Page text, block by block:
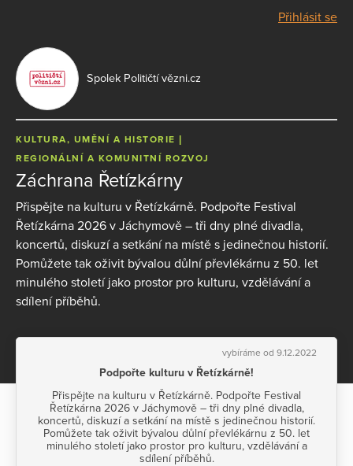
Přihlásit se
Spolek Političtí vězni.cz
KULTURA, UMĚNÍ A HISTORIE
REGIONÁLNÍ A KOMUNITNÍ ROZVOJ
Záchrana Řetízkárny
Přispějte na kulturu v Řetízkárně. Podpořte Festival
Řetízkárna 2026 v Jáchymově – tři dny plné divadla,
koncertů, diskuzí a setkání na místě s jedinečnou historií.
Pomůžete tak oživit bývalou důlní převlékárnu z 50. let
minulého století jako prostor pro kulturu, vzdělávání a
sdílení příběhů.
vybíráme od 9.12.2022
Podpořte kulturu v Řetízkárně!
Přispějte na kulturu v Řetízkárně. Podpořte Festival
Řetízkárna 2026 v Jáchymově – tři dny plné divadla,
koncertů, diskuzí a setkání na místě s jedinečnou historií.
Pomůžete tak oživit bývalou důlní převlékárnu z 50. let
minulého století jako prostor pro kulturu, vzdělávání a
sdílení příběhů.